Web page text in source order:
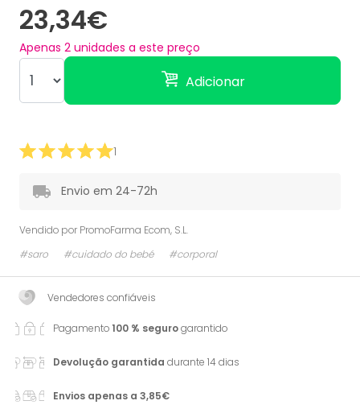
23,34€
Apenas 2 unidades a este preço
Adicionar
1
Envio em 24-72h
Vendido por PromoFarma Ecom, S.L.
#saro
#cuidado do bebé #corporal
Vendedores confiáveis
Pagamento100 % segurogarantido
Devolução garantida durante 14 dias
Envios apenas a 3,85€